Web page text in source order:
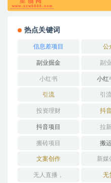
热点关键词
信息差项目 公
副业掘金 副
小红书 小红
引流 引
投资理财 抖
抖音项目 拉
搬砖项目 搬
文案创作 新媒
无人直播， 无